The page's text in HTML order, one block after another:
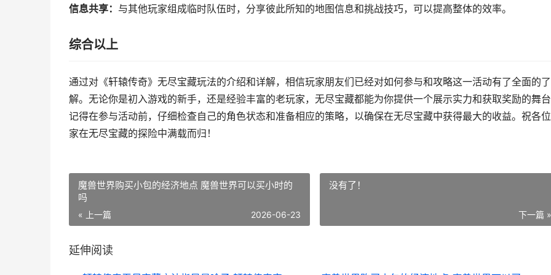
信息共享： 与其他玩家组成临时队伍时，分享彼此所知的地图信息和挑战技巧，可以提高整体的效率。
综合以上
通过对《轩辕传奇》无尽宝藏玩法的介绍和详解，相信玩家朋友们已经对如何参与和攻略这一活动有了全面的了
解。无论你是初入游戏的新手，还是经验丰富的老玩家，无尽宝藏都能为你提供一个展示实力和获取奖励的舞台
记得在参与活动前，仔细检查自己的角色状态和准备相应的策略，以确保在无尽宝藏中获得最大的收益。祝各
家在无尽宝藏的探险中满载而归！
魔兽世界购买小包的经济地点 魔兽世界可以买小时的
吗
« 上一篇 2026-06-23
没有了！
下一篇 »
延伸阅读